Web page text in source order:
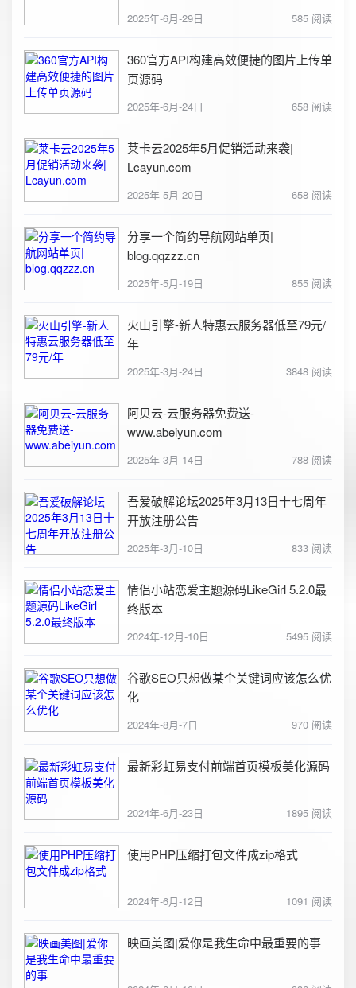
2025年-6月-29日 585 阅读
360官方API构建高效便捷的图片上传单
页源码
2025年-6月-24日 658 阅读
莱卡云2025年5月促销活动来袭|
Lcayun.com
2025年-5月-20日 658 阅读
分享一个简约导航网站单页|
blog.qqzzz.cn
2025年-5月-19日 855 阅读
火山引擎-新人特惠云服务器低至79元/
年
2025年-3月-24日 3848 阅读
阿贝云-云服务器免费送-
www.abeiyun.com
2025年-3月-14日 788 阅读
吾爱破解论坛2025年3月13日十七周年
开放注册公告
2025年-3月-10日 833 阅读
情侣小站恋爱主题源码LikeGirl 5.2.0最
终版本
2024年-12月-10日 5495 阅读
谷歌SEO只想做某个关键词应该怎么优
化
2024年-8月-7日 970 阅读
最新彩虹易支付前端首页模板美化源码
2024年-6月-23日 1895 阅读
使用PHP压缩打包文件成zip格式
2024年-6月-12日 1091 阅读
映画美图|爱你是我生命中最重要的事